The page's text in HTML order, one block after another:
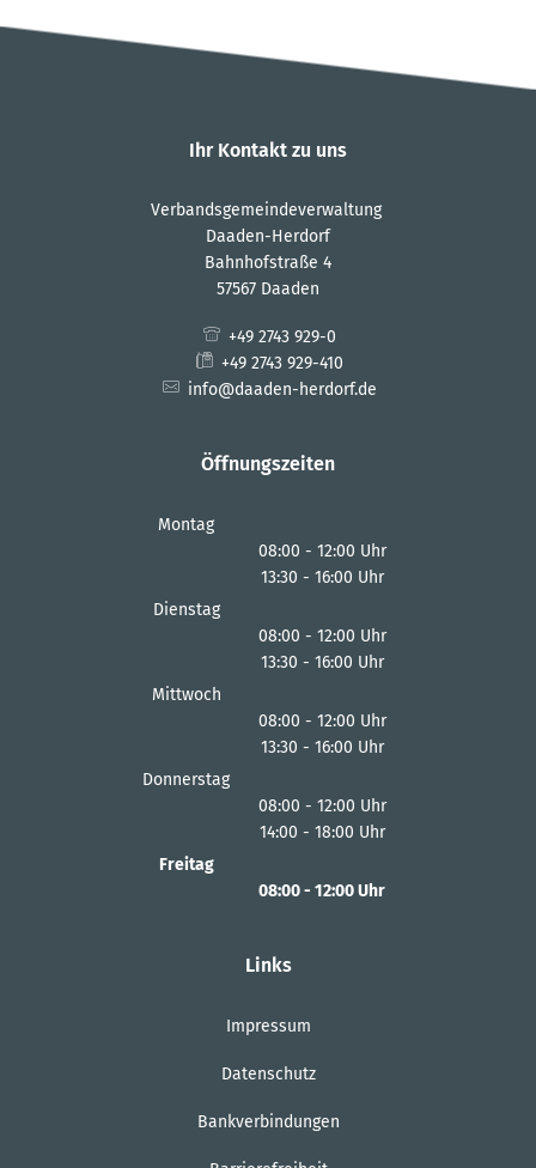
Ihr Kontakt zu uns
Verbandsgemeindeverwaltung
Daaden-Herdorf
Bahnhofstraße 4
57567 Daaden
+49 2743 929-0
+49 2743 929-410
info@daaden-herdorf.de
Öffnungszeiten
Montag
08:00 - 12:00 Uhr
Von 08:00 bis 12:00 Uhr
13:30 - 16:00 Uhr
Dienstag
08:00 - 12:00 Uhr
Von 08:00 bis 12:00 Uhr
13:30 - 16:00 Uhr
Mittwoch
08:00 - 12:00 Uhr
Von 08:00 bis 12:00 Uhr
13:30 - 16:00 Uhr
Donnerstag
08:00 - 12:00 Uhr
Von 08:00 bis 12:00 Uhr
14:00 - 18:00 Uhr
Freitag
08:00- 12:00Uhr
Links
Impressum
Datenschutz
Bankverbindungen